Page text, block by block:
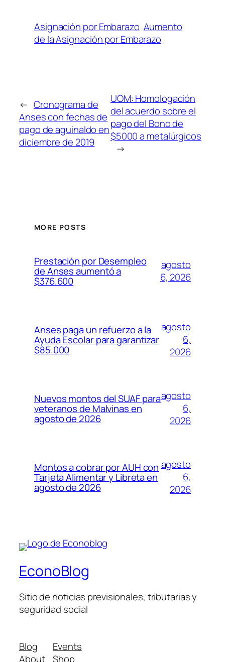
Asignación por Embarazo Aumento
de la Asignación por Embarazo
← Cronograma de
Anses con fechas de
pago de aguinaldo en
diciembre de 2019
UOM: Homologación
del acuerdo sobre el
pago del Bono de
$5000 a metalúrgicos
→
MORE POSTS
Prestación por Desempleo
de Anses aumentó a
$376.600
agosto
6, 2026
Anses paga un refuerzo a la
Ayuda Escolar para garantizar
$85.000
agosto
6,
2026
Nuevos montos del SUAF para
veteranos de Malvinas en
agosto de 2026
agosto
6,
2026
Montos a cobrar por AUH con
Tarjeta Alimentar y Libreta en
agosto de 2026
agosto
6,
2026
EconoBlog
Sitio de noticias previsionales, tributarias y
seguridad social
Blog
About
Events
Shop